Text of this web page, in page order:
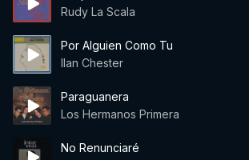
Rudy La Scala
Por Alguien Como Tu
Ilan Chester
Paraguanera
Los Hermanos Primera
No Renunciaré